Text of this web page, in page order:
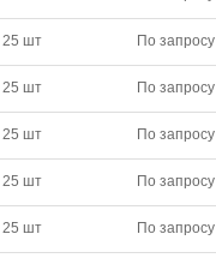
25 шт По запросу
25 шт По запросу
25 шт По запросу
25 шт По запросу
25 шт По запросу